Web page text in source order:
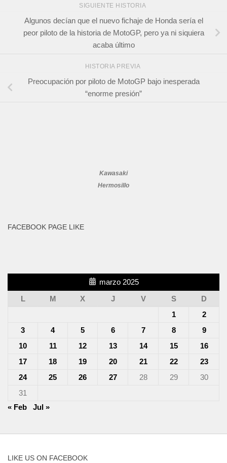
SIGUIENTE HISTORIA
Algunos decían que el nuevo fichaje de Honda sería el
peor piloto de la historia de MotoGP, pero ya ni siquiera
acaba último
HISTORIA PREVIA
Preocupación por piloto de MotoGP bajo inesperada
“enorme presión”
Kawasaki
Hermosillo
FACEBOOK PAGE LIKE
marzo 2025
L
M X J V S
D
1
2
3
4 5 6 7 8
9
10
11 12 13 14 15
16
17
18 19 20 21 22
23
24
25 26 27 28 29
30
31
« Feb
Jul »
LIKE US ON FACEBOOK